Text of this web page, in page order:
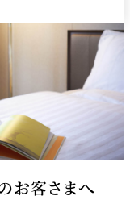
お客さまへ